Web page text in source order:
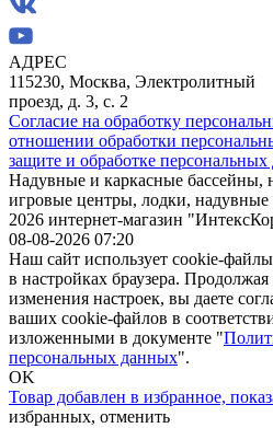
АДРЕС
115230, Москва, Электролитный
проезд, д. 3, с. 2
Согласие на обработку
отношении обработки
защите и обработке
Надувные и каркасные бассейны,
игровые центры, лодки, надувные
2026 интернет-магазин
08-08-2026 07:20
Наш сайт использует cookie-
в настройках браузера. Продолжая
изменения настроек, вы даете
ваших cookie-файлов в
изложенными в документе "
персональных данных".
OK
Товар добавлен в избранное,
избранных, отменить